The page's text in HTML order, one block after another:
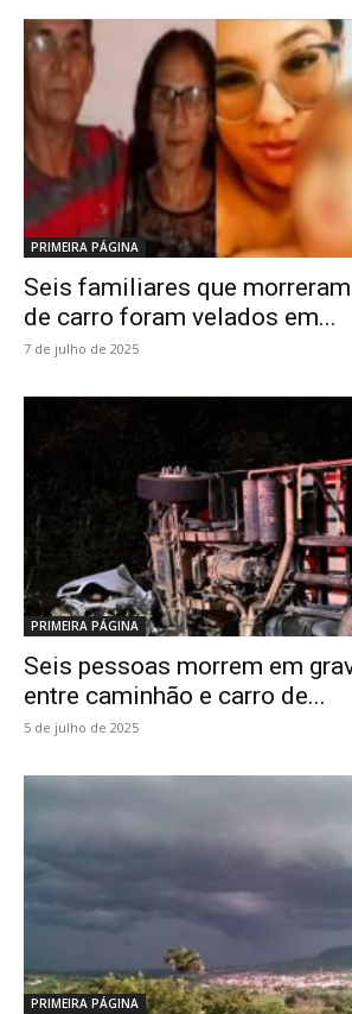
PRIMEIRA PÁGINA
Seis familiares que
de carro foram velados em...
7 de julho de 2025
PRIMEIRA PÁGINA
Seis pessoas morrem em
entre caminhão e carro de...
5 de julho de 2025
PRIMEIRA PÁGINA